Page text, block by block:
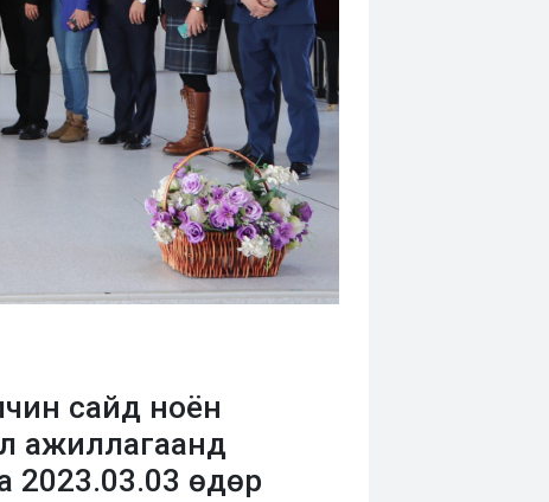
сайд ноён
ажиллагаанд
2023.03.03 өдөр